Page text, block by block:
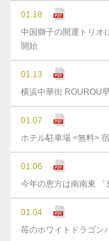
01.18
中国獅子の開運トリオ
開始
01.13
横浜中華街 ROUROU
01.07
ホテル駐車場 <無料>
01.06
今年の恵方は南南東 「
01.04
苺のホワイトドラゴン